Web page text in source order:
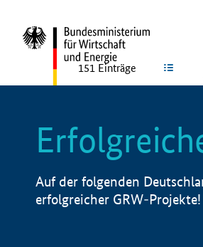
151 Einträge
Auf der folgenden
erfolgreicher GRW-Projekte!